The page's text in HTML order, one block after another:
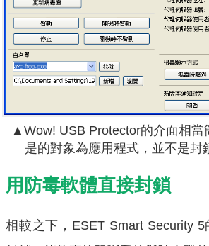
▲Wow! USB Protector的介面相當
是的對象為應用程式，並不是封
用防毒軟體直接封鎖
相較之下，ESET Smart Security